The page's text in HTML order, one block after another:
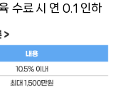
수료 시 연 0.1 인하